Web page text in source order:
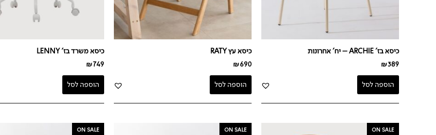
כיסא בז' ARCHIE – יח' אחרונות
₪389
הוספה לסל
כיסא עץ RATY
₪690
הוספה לסל
כיסא משרד בז' LENNY
₪749
הוספה לסל
ON SALE
המחיר
ON SALE
המחיר
ON SALE
המחיר